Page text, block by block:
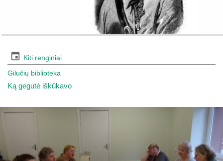
Kiti renginiai
Gilučių biblioteka
Ką gegutė iškūkavo